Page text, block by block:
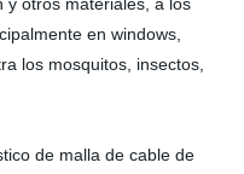
en windows,
los mosquitos, insectos,
de malla de cable de